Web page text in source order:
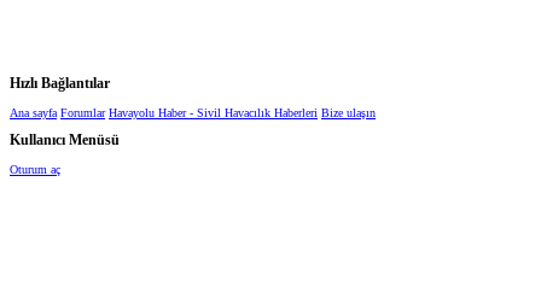
Hızlı Bağlantılar
Ana sayfa Forumlar Havayolu Haber - Sivil Havacılık Haberleri Bize ulaşın
Kullanıcı Menüsü
Oturum aç